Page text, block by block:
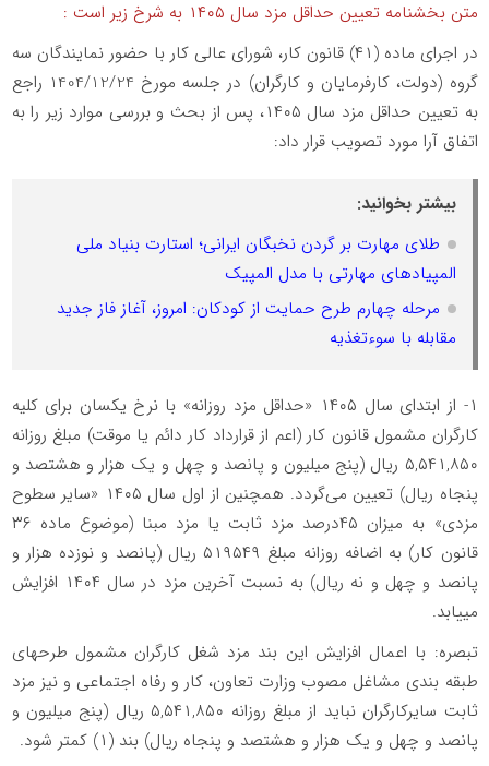
متن بخشنامه تعیین حداقل مزد سال ۱۴۰۵ به شرخ زیر است :
در اجرای ماده (۴۱) قانون کار، شورای عالی کار با حضور نمایندگان سه
گروه (دولت، کارفرمایان و کارگران) در جلسه مورخ 1404/12/24 راجع
به تعیین حداقل مزد سال ۱۴۰۵، پس از بحث و بررسی موارد زیر را به
اتفاق آرا مورد تصویب قرار داد:
بیشتر بخوانید:
طلای مهارت بر گردن نخبگان ایرانی؛ استارت بنیاد ملی
المپیادهای مهارتی با مدل المپیک
مرحله چهارم طرح حمایت از کودکان: امروز، آغاز فاز جدید
مقابله با سوءتغذیه
۱- از ابتدای سال ۱۴۰۵ «حداقل مزد روزانه» با نرخ یکسان برای کلیه
کارگران مشمول قانون کار (اعم از قرارداد کار دائم یا موقت) مبلغ روزانه
۵,۵۴۱,۸۵۰ ریال (پنج میلیون و پانصد و چهل و یک هزار و هشتصد و
پنجاه ریال) تعیین می‌گردد. همچنین از اول سال ۱۴۰۵ «سایر سطوح
مزدی» به میزان ۴۵درصد مزد ثابت یا مزد مبنا (موضوع ماده ۳۶
قانون کار) به اضافه روزانه مبلغ ۵۱۹۵۴۹ ریال (پانصد و نوزده هزار و
پانصد و چهل و نه ریال) به نسبت آخرین مزد در سال ۱۴۰۴ افزایش
مییابد.
تبصره: با اعمال افزایش این بند مزد شغل کارگران مشمول طرحهای
طبقه بندی مشاغل مصوب وزارت تعاون، کار و رفاه اجتماعی و نیز مزد
ثابت سایرکارگران نباید از مبلغ روزانه ۵,۵۴۱,۸۵۰ ریال (پنج میلیون و
پانصد و چهل و یک هزار و هشتصد و پنجاه ریال) بند (۱) کمتر شود.